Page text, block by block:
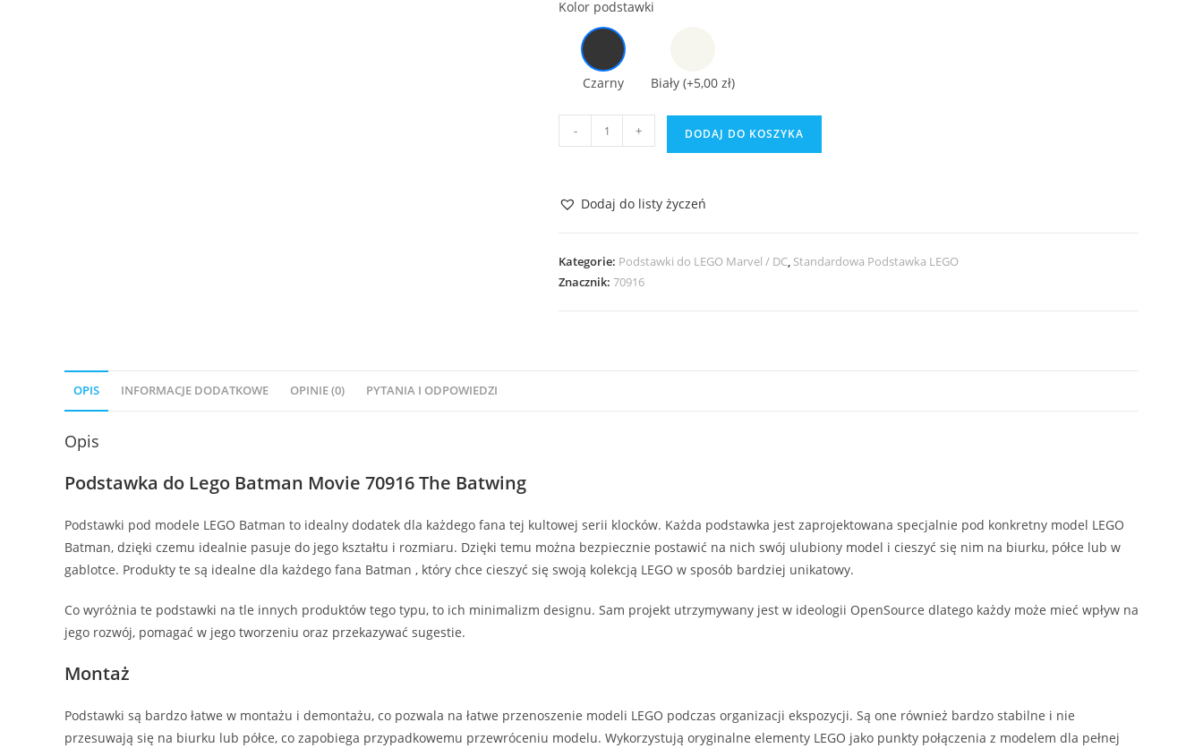
Kolor podstawki
Czarny Biały (+5,00 zł)
Podstawka
Batman
70916
The
- + DODAJ DO KOSZYKA
Dodaj do listy życzeń
Kategorie: Podstawki do LEGO Marvel / DC, Standardowa Podstawka LEGO
Znacznik: 70916
OPIS INFORMACJE DODATKOWE OPINIE (0) PYTANIA I ODPOWIEDZI
Opis
Podstawka do Lego Batman Movie 70916 The Batwing
Podstawki pod modele LEGO Batman to idealny dodatek dla każdego fana tej kultowej serii klocków. Każda podstawka jest zaprojektowana specjalnie pod konkretny model LEGO
Batman, dzięki czemu idealnie pasuje do jego kształtu i rozmiaru. Dzięki temu można bezpiecznie postawić na nich swój ulubiony model i cieszyć się nim na biurku, półce lub w
gablotce. Produkty te są idealne dla każdego fana Batman , który chce cieszyć się swoją kolekcją LEGO w sposób bardziej unikatowy.
Co wyróżnia te podstawki na tle innych produktów tego typu, to ich minimalizm designu. Sam projekt utrzymywany jest w ideologii OpenSource dlatego każdy może mieć wpływ na
jego rozwój, pomagać w jego tworzeniu oraz przekazywać sugestie.
Montaż
Podstawki są bardzo łatwe w montażu i demontażu, co pozwala na łatwe przenoszenie modeli LEGO podczas organizacji ekspozycji. Są one również bardzo stabilne i nie
przesuwają się na biurku lub półce, co zapobiega przypadkowemu przewróceniu modelu. Wykorzystują oryginalne elementy LEGO jako punkty połączenia z modelem dla pełnej